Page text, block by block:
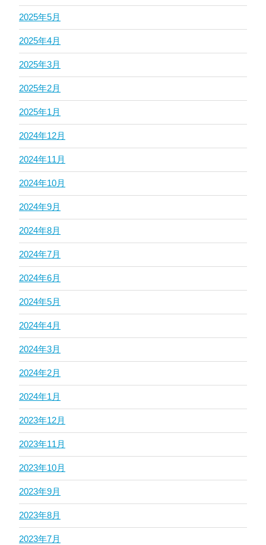
2025年5月
2025年4月
2025年3月
2025年2月
2025年1月
2024年12月
2024年11月
2024年10月
2024年9月
2024年8月
2024年7月
2024年6月
2024年5月
2024年4月
2024年3月
2024年2月
2024年1月
2023年12月
2023年11月
2023年10月
2023年9月
2023年8月
2023年7月